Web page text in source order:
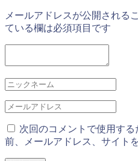
メールアドレスが公開される
ている欄は必須項目です
次回のコメントで使用す
前、メールアドレス、サイト